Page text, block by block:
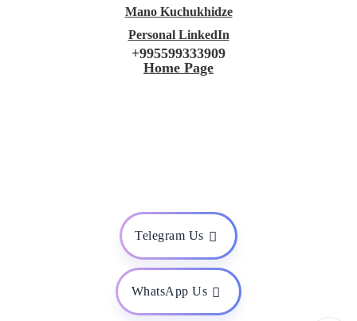
Mano Kuchukhidze
Personal LinkedIn
+995599333909
Home Page
Telegram Us
WhatsApp Us